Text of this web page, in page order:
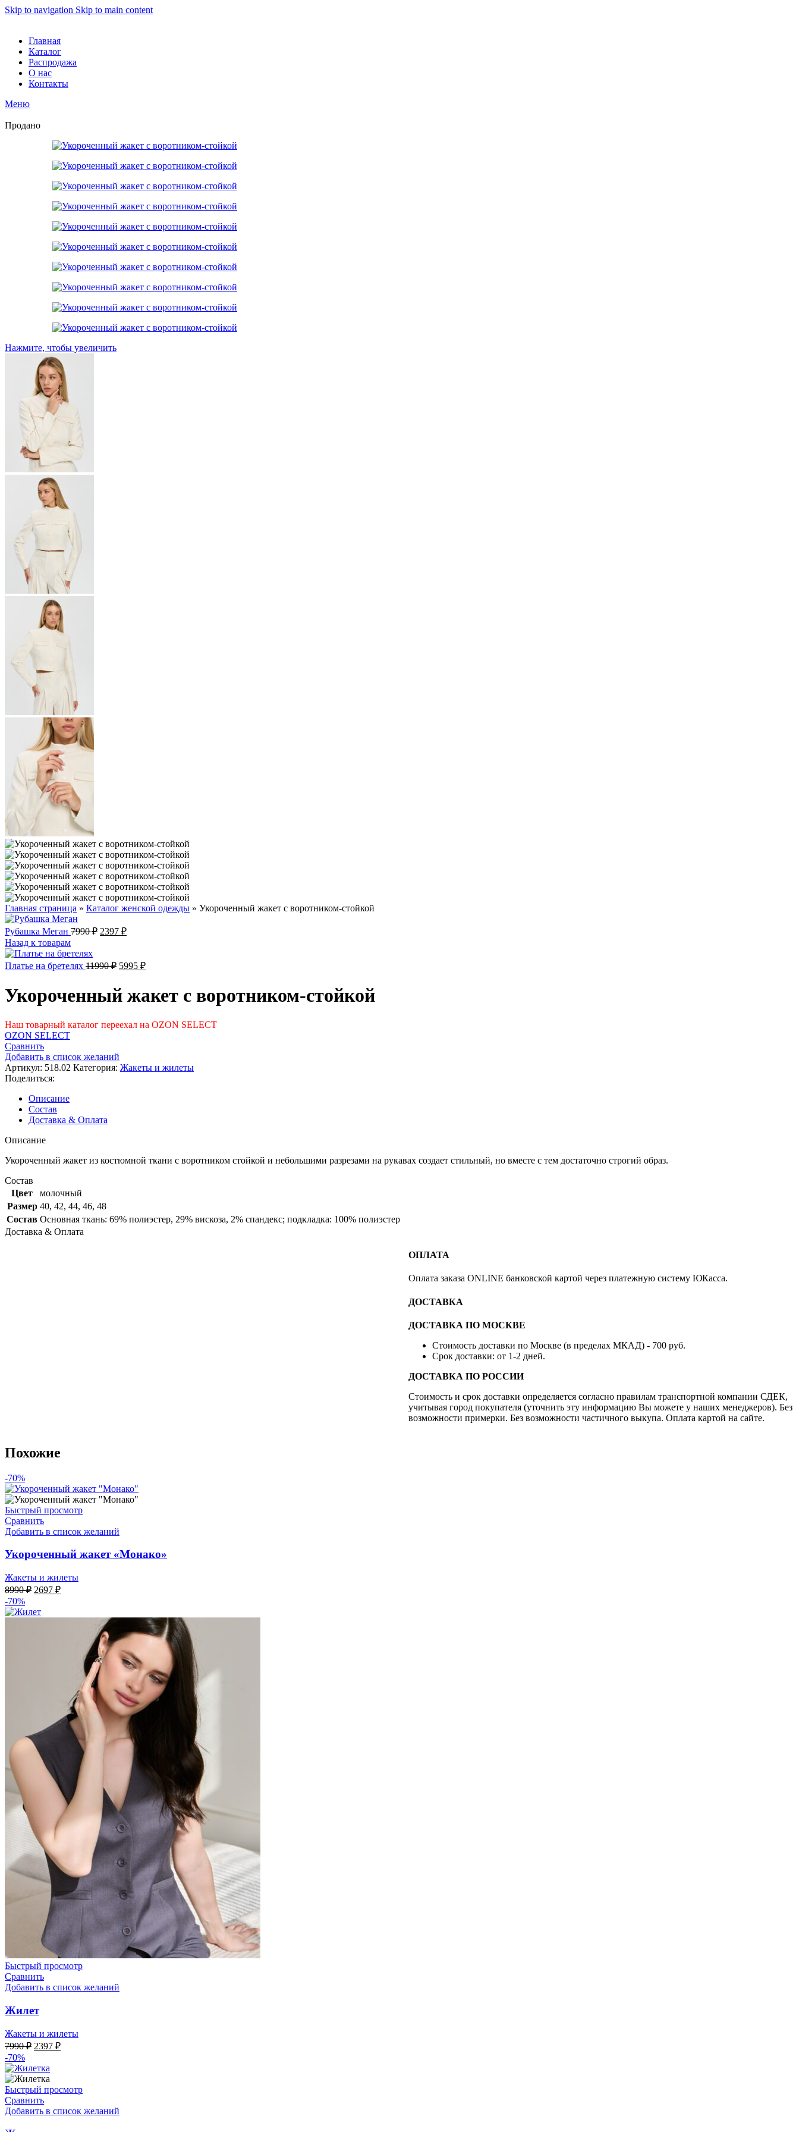
Skip to navigation Skip to main content
Главная
Каталог
Распродажа
О нас
Контакты
Меню
Продано
Нажмите, чтобы увеличить
Главная страница » Каталог женской одежды » Укороченный жакет с воротником-стойкой
Рубашка Меган 7990₽ Первоначальная
7990 ₽.
2397 ₽Текущая
Назад к товарам
Платье на бретелях 11990₽ Первоначальная
11990 ₽.
5995 ₽Текущая
Укороченный жакет с воротником-стойкой
Наш товарный каталог переехал на OZON SELECT
OZON SELECT
Сравнить
Добавить в список желаний
Артикул: 518.02 Категория: Жакеты и жилеты
Поделиться:
Описание
Состав
Доставка & Оплата
Описание
Укороченный жакет из костюмной ткани с воротником стойкой и небольшими разрезами на рукавах создает стильный, но вместе с тем достаточно строгий образ.
Состав
Цвет
молочный
Размер 40, 42, 44, 46, 48
Состав Основная ткань: 69% полиэстер, 29% вискоза, 2% спандекс; подкладка: 100% полиэстер
Доставка & Оплата
ОПЛАТА
Оплата заказа ONLINE банковской картой через платежную систему ЮКасса.
ДОСТАВКА
ДОСТАВКА ПО МОСКВЕ
Стоимость доставки по Москве (в пределах МКАД) - 700 руб.
Срок доставки: от 1-2 дней.
ДОСТАВКА ПО РОССИИ
Стоимость и срок доставки определяется согласно правилам транспортной компании СДЕК,
учитывая город покупателя (уточнить эту информацию Вы можете у наших менеджеров). Без
возможности примерки. Без возможности частичного выкупа. Оплата картой на сайте.
Похожие
-70%
Быстрый просмотр
Сравнить
Добавить в список желаний
Укороченный жакет «Монако»
Жакеты и жилеты
8990₽ Первоначальная
составляла
2697 ₽Текущая
-70%
Быстрый просмотр
Сравнить
Добавить в список желаний
Жилет
Жакеты и жилеты
7990₽ Первоначальная
составляла
7990 ₽.
2397 ₽Текущая
-70%
Быстрый просмотр
Сравнить
Добавить в список желаний